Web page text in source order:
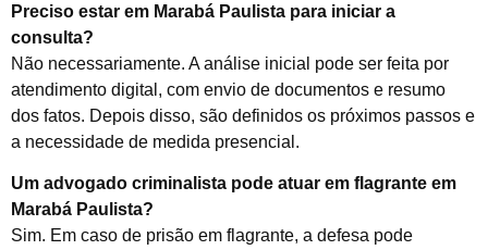
Preciso estar em Marabá Paulista para iniciar a
consulta?
Não necessariamente. A análise inicial pode ser feita por
atendimento digital, com envio de documentos e resumo
dos fatos. Depois disso, são definidos os próximos passos e
a necessidade de medida presencial.
Um advogado criminalista pode atuar em flagrante em
Marabá Paulista?
Sim. Em caso de prisão em flagrante, a defesa pode